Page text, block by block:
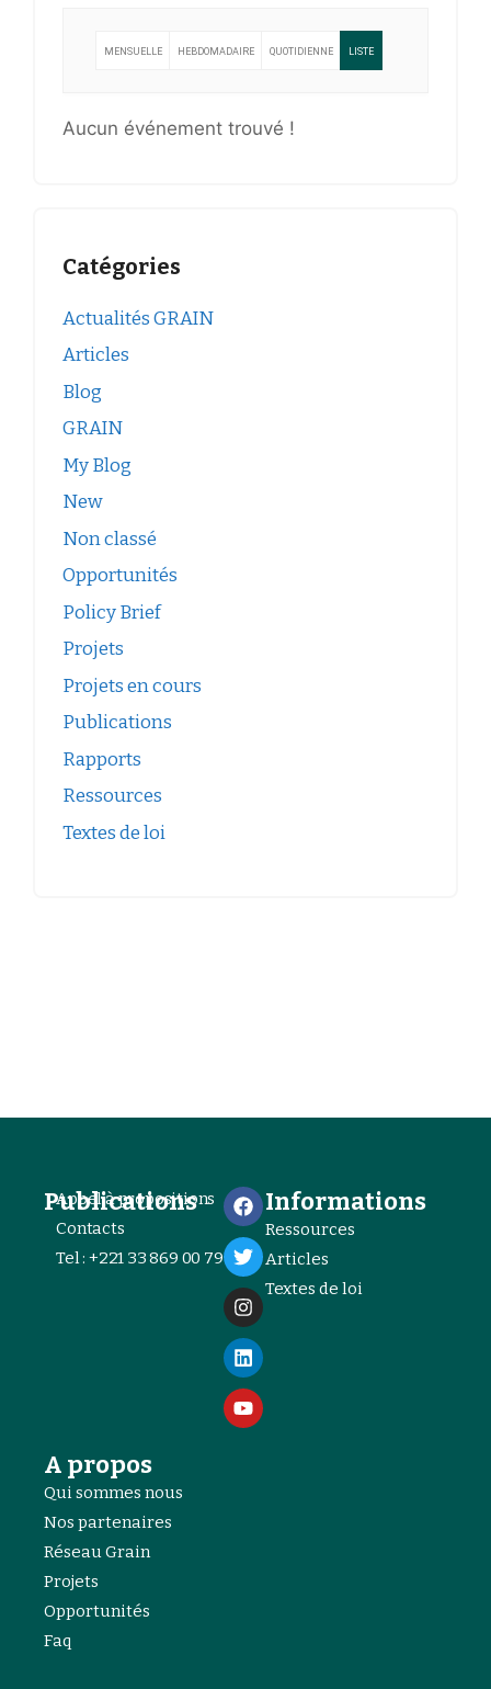
MENSUELLE HEBDOMADAIRE QUOTIDIENNE LISTE
Aucun événement trouvé !
Catégories
Actualités GRAIN
Articles
Blog
GRAIN
My Blog
New
Non classé
Opportunités
Policy Brief
Projets
Projets en cours
Publications
Rapports
Ressources
Textes de loi
Publications
Appel à propositions
Contacts
Tel : +221 33 869 00 79
Informations
Ressources
Articles
Textes de loi
A propos
Qui sommes nous
Nos partenaires
Réseau Grain
Projets
Opportunités
Faq